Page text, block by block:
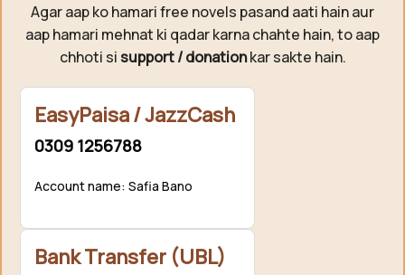
Agar aap ko hamari free novels pasand aati hain aur
aap hamari mehnat ki qadar karna chahte hain, to aap
chhoti si support / donationkar sakte hain.
EasyPaisa / JazzCash
0309 1256788
Account name: Safia Bano
Bank Transfer (UBL)